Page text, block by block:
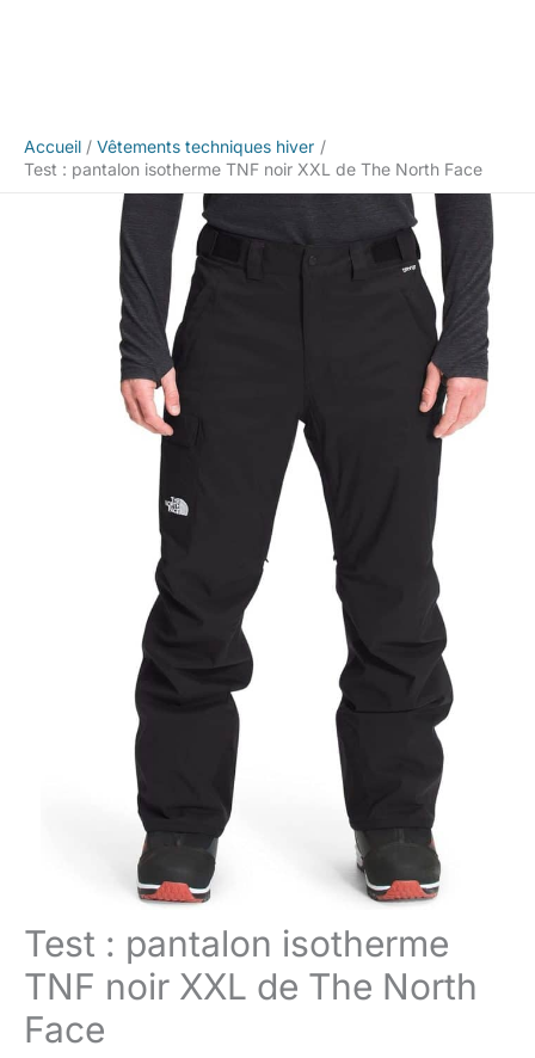
Accueil
Vêtements techniques hiver
Test : pantalon isotherme TNF noir XXL de The North Face
Test : pantalon isotherme
TNF noir XXL de The North
Face